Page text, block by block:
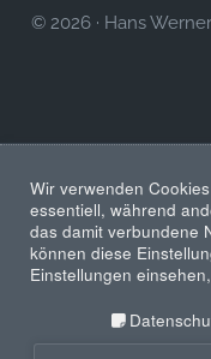
© 2026 · Hans
Wir verwenden
essentiell, während
das damit verbundene
können diese
Einstellungen